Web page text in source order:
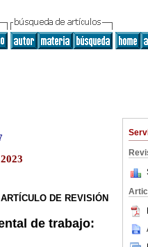
ARTÍCULO DE REVISIÓN
de trabajo: